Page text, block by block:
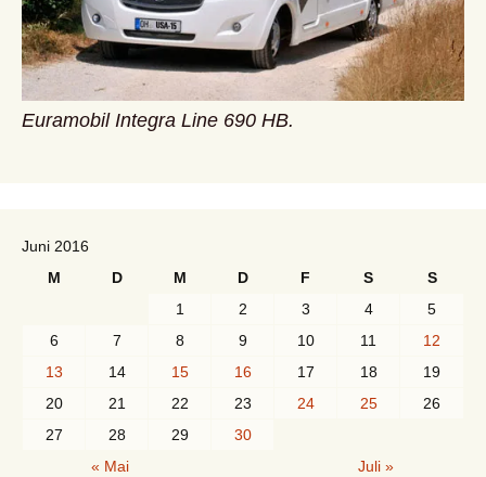
Euramobil Integra Line 690 HB.
Juni 2016
M
D M D F S
S
1
2 3 4
5
6
7 8 9 10 11
12
13
14 15 16 17 18
19
20
21 22 23 24 25
26
27
28 29
30
« Mai
Juli »